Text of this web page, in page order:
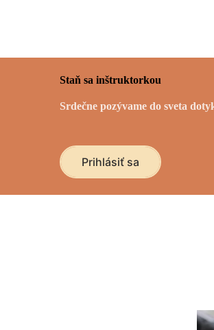
Staň sa inštruktorkou
Srdečne pozývame do sveta
Prihlásiť sa